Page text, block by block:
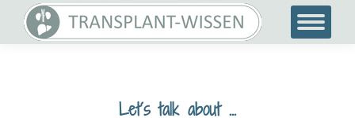
Let´s talk about …